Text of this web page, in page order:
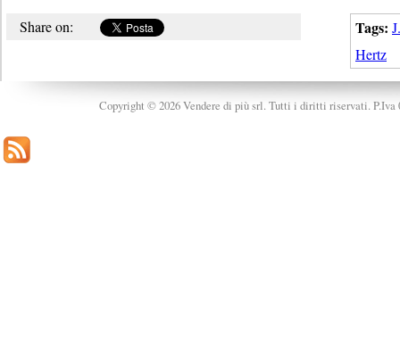
Tags:
Hertz
Share on:
Copyright © 2026 Vendere di più srl. Tutti i diritti riservati. P.Iva